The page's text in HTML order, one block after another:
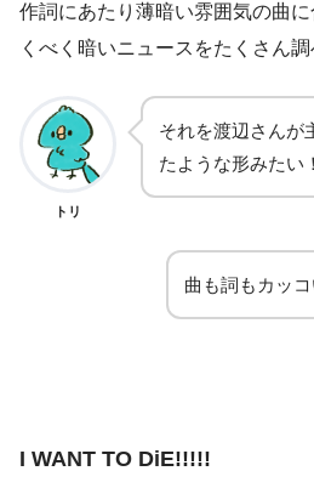
作詞にあたり薄暗い雰囲気の曲
くべく暗いニュースをたくさん調
トリ
それを渡辺さんが
たような形みたい！
曲も詞もカッコ
I WANT TO DiE!!!!!